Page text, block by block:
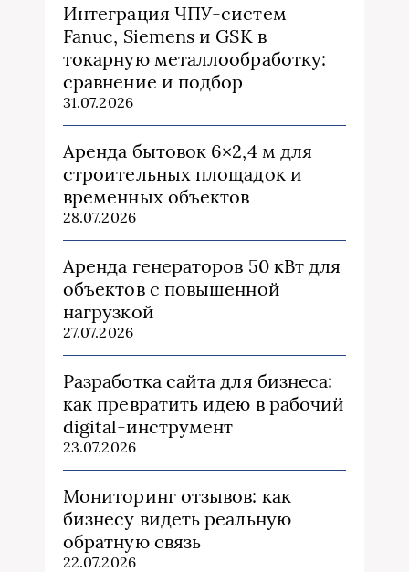
Интеграция ЧПУ-систем
Fanuc, Siemens и GSK в
токарную металлообработку:
сравнение и подбор
31.07.2026
Аренда бытовок 6×2,4 м для
строительных площадок и
временных объектов
28.07.2026
Аренда генераторов 50 кВт для
объектов с повышенной
нагрузкой
27.07.2026
Разработка сайта для бизнеса:
как превратить идею в рабочий
digital-инструмент
23.07.2026
Мониторинг отзывов: как
бизнесу видеть реальную
обратную связь
22.07.2026